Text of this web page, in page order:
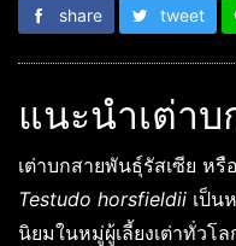
share tweet
แนะนำเต่า
เต่าบกสายพันธุ์รัสเซีย ห
Testudo horsfieldii เป็น
นิยมในหมู่ผู้เลี้ยงเต่าทั่วโ